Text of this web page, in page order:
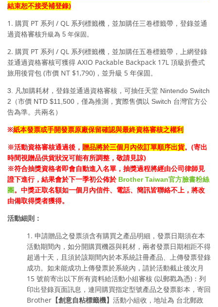
結束恕不接受補登錄)
1. 購買 PT 系列 / QL 系列標籤機，並加購任三卷標籤帶 ， 登錄並通
過資格審核升級為 5 年保固。
2. 購買 PT 系列 / QL 系列標籤機， 並加購任五卷標籤帶，上網登錄
並通過資格審核可獲得 AXIO Packable Backpack 17L 頂級折疊式
旅用後背包 (市價 NT $1,790)， 並升級 5 年保固 。
3. 凡加購耗材， 登錄並通過資格審核 ，可抽任天堂 Nintendo Switch
2（市價 NTD $11,500，僅為推測，實際售價以 Switch 台灣官方公
告為準。 共兩名 ）
※紙本發票或手開發票原廠保留確認與最終資格審核之權利
※活動資格審核通過後， 贈品將於三個月內依訂單順序出貨。(寄出
時間視贈品供貨狀況可能有所調整，敬請見諒)
※符合抽獎資格者即會自動進入名單，抽獎過程將經由公司律師見
證下進行，結果會於下一季初公佈於 Brother Taiwan官方臉書粉絲
團。中獎正取名額如一個月內信件、電話、簡訊皆聯絡不上，將改
由備取得獎者獲得。
活動細則：
1. 申請贈品之發票須含有購買之產品明細，發票日期須在本
活動期間內， 如分開購買機器與耗材，兩者發票日期相距不得
超過十天， 且須於該期間內於本系統註冊產品、上傳發票登錄
成功。如未能成功上傳發票於系統內，請於活動截止後次月
15 號前寄出以下所有資料給活動小組審核 (以郵戳為憑)： 列
印出登錄頁面訊息，連同購買指定型號產品之發票影本，寄回
Brother 【創意自粘標籤機】 活動小組收，地址為 台北郵政